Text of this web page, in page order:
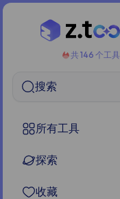
共 146 个工具
搜索
所有工具
探索
收藏